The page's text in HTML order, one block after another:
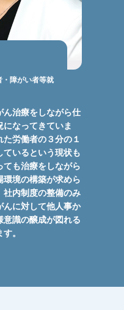
障がい者等就
ん治療をしながら仕
なってきていま
労働者の３分の１
ているという現状も
ても治療をしながら
環境の構築が求めら
社内制度の整備のみ
んに対して他人事か
意識の醸成が図れる
。